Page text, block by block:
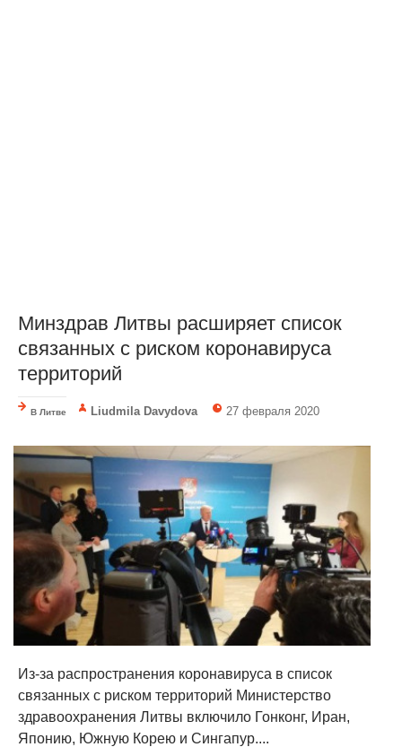
Минздрав Литвы расширяет список
связанных с риском коронавируса
территорий
В Литве Liudmila Davydova 27 февраля 2020
Из-за распространения коронавируса в список
связанных с риском территорий Министерство
здравоохранения Литвы включило Гонконг, Иран,
Японию, Южную Корею и Сингапур....